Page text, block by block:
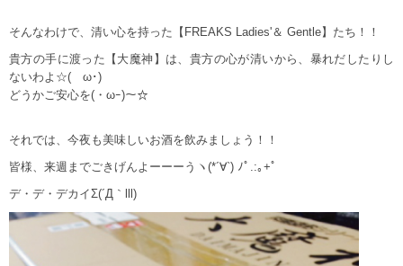
そんなわけで、清い心を持った【FREAKS Ladies'＆ Gentle】たち！！
貴方の手に渡った【大魔神】は、貴方の心が清いから、暴れだしたりし
ないわよ☆(ゝω･)
どうかご安心を(・ωｰ)～☆
それでは、今夜も美味しいお酒を飲みましょう！！
皆様、来週までごきげんよーーーうヽ(*´∀`) ﾉﾟ.:｡+ﾟ
デ・デ・デカイΣ(´Д｀lll)